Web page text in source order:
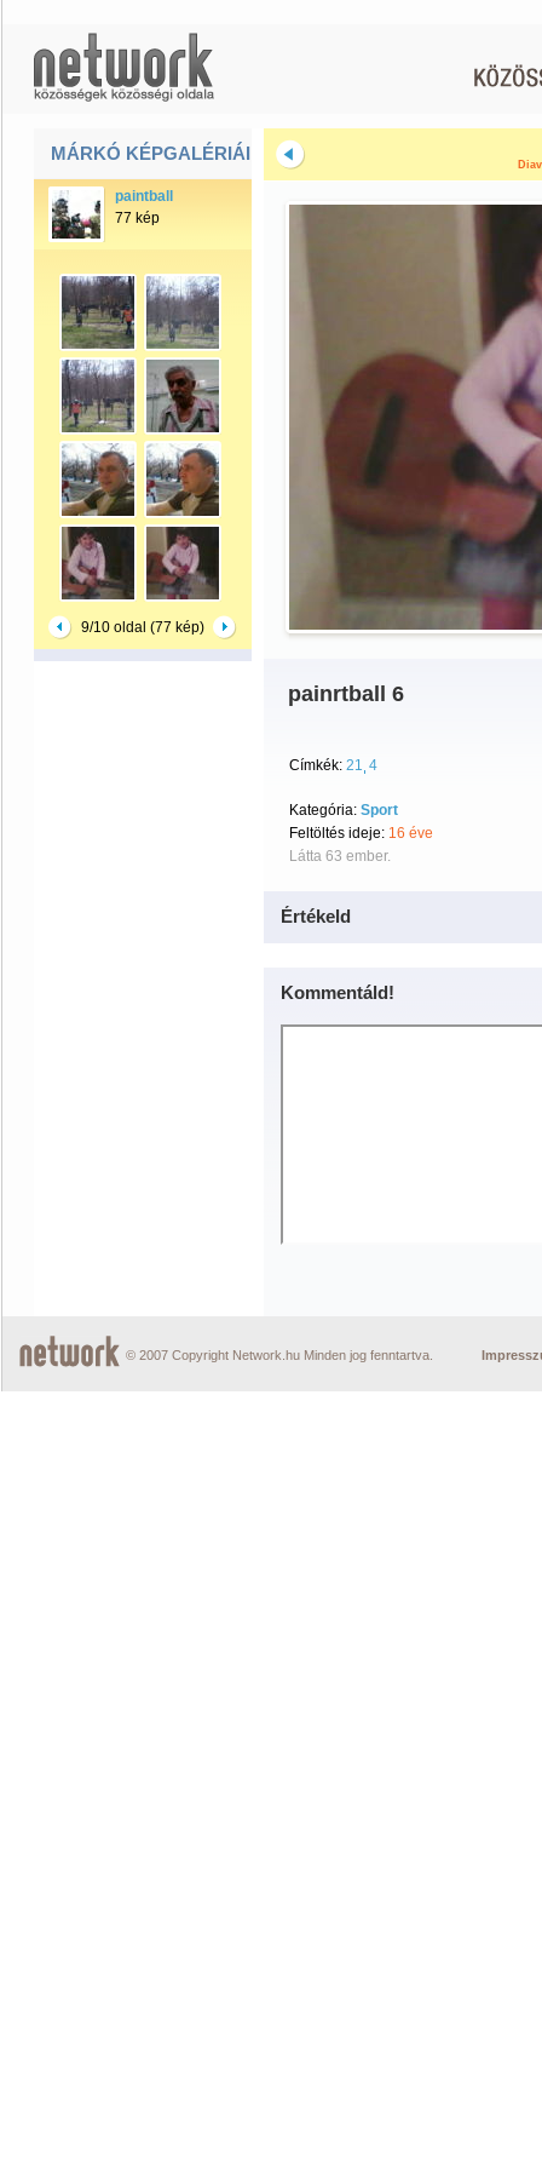
MÁRKÓ KÉPGALÉRIÁI
paintball
77 kép
9/10 oldal (77 kép)
painrtball 6
Címkék: 21 4
Kategória: Sport
Feltöltés ideje: 16 éve
Látta 63 ember.
Értékeld
Kommentáld!
© 2007 Copyright Network.hu Minden jog fenntartva.